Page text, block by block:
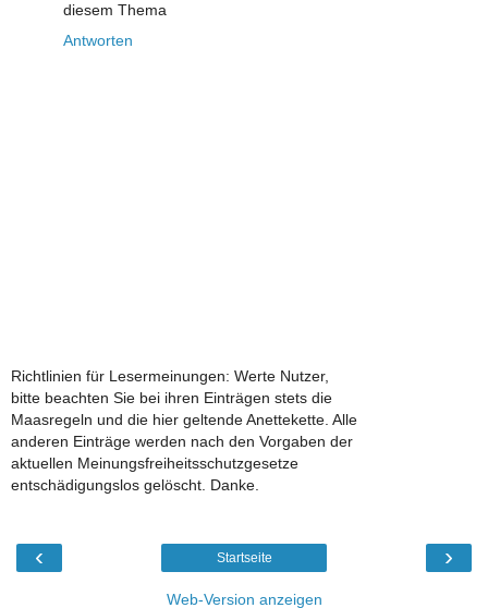
diesem Thema
Antworten
Richtlinien für Lesermeinungen: Werte Nutzer,
bitte beachten Sie bei ihren Einträgen stets die
Maasregeln und die hier geltende Anettekette. Alle
anderen Einträge werden nach den Vorgaben der
aktuellen Meinungsfreiheitsschutzgesetze
entschädigungslos gelöscht. Danke.
‹ ›
Startseite
Web-Version anzeigen